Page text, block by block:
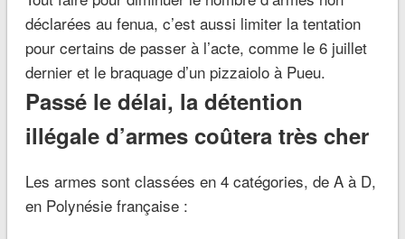
déclarées au fenua, c’est aussi limiter la tentation
pour certains de passer à l’acte, comme le 6 juillet
dernier et le braquage d’un pizzaiolo à Pueu.
Passé le délai, la détention
illégale d’armes coûtera très cher
Les armes sont classées en 4 catégories, de A à D,
en Polynésie française :